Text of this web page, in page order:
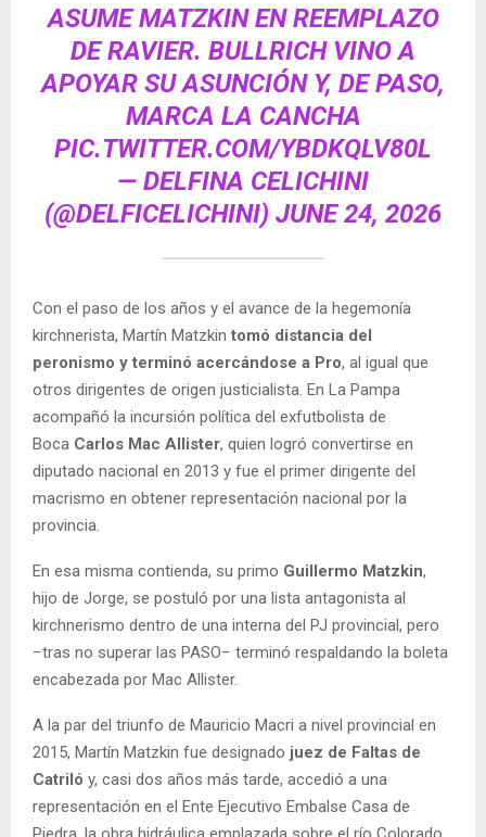
ASUME MATZKIN EN REEMPLAZO
DE RAVIER. BULLRICH VINO A
APOYAR SU ASUNCIÓN Y, DE PASO,
MARCA LA CANCHA
PIC.TWITTER.COM/YBDKQLV80L
— DELFINA CELICHINI
(@DELFICELICHINI) JUNE 24, 2026
Con el paso de los años y el avance de la hegemonía
kirchnerista, Martín Matzkin tomó distancia del
peronismo y terminó acercándose a Pro, al igual que
otros dirigentes de origen justicialista. En La Pampa
acompañó la incursión política del exfutbolista de
Boca Carlos Mac Allister, quien logró convertirse en
diputado nacional en 2013 y fue el primer dirigente del
macrismo en obtener representación nacional por la
provincia.
En esa misma contienda, su primo Guillermo Matzkin,
hijo de Jorge, se postuló por una lista antagonista al
kirchnerismo dentro de una interna del PJ provincial, pero
−tras no superar las PASO− terminó respaldando la boleta
encabezada por Mac Allister.
A la par del triunfo de Mauricio Macri a nivel provincial en
2015, Martín Matzkin fue designado juez de Faltas de
Catriló y, casi dos años más tarde, accedió a una
representación en el Ente Ejecutivo Embalse Casa de